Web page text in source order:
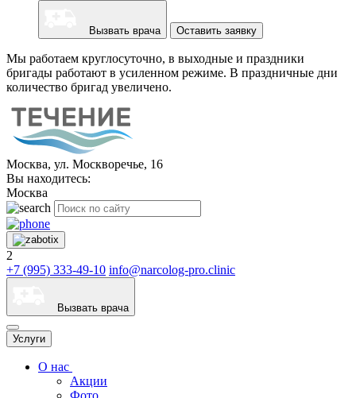
Вызвать врача Оставить заявку
Мы работаем круглосуточно, в выходные и праздники
бригады работают в усиленном режиме. В праздничные дни
количество бригад увеличено.
Москва, ул. Москворечье, 16
Вы находитесь:
Москва
2
+7 (995) 333-49-10 info@narcolog-pro.clinic
Вызвать врача
Услуги
О нас
Акции
Фото